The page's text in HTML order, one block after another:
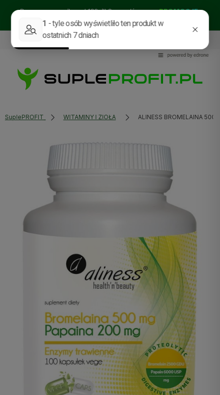
Darmowa wysyłka od 129zł!! Sprawdź nasze:PROMOCJE
BESTSELLERY
NOWOŚCI
535114318
SuplePROFIT WITAMINY I ZIOŁA ALINESS BROMELAINA